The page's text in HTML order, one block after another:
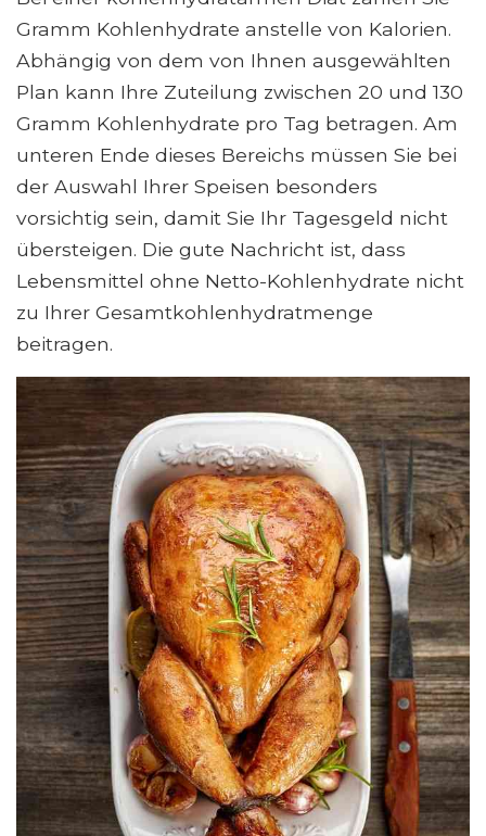
Gramm Kohlenhydrate anstelle von Kalorien.
Abhängig von dem von Ihnen ausgewählten
Plan kann Ihre Zuteilung zwischen 20 und 130
Gramm Kohlenhydrate pro Tag betragen. Am
unteren Ende dieses Bereichs müssen Sie bei
der Auswahl Ihrer Speisen besonders
vorsichtig sein, damit Sie Ihr Tagesgeld nicht
übersteigen. Die gute Nachricht ist, dass
Lebensmittel ohne Netto-Kohlenhydrate nicht
zu Ihrer Gesamtkohlenhydratmenge
beitragen.